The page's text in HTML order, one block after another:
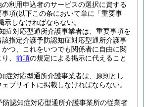
利用申込者のサービスの選択に資する
事項(以下この条において単に「重要事
示しなければならない。
症対応型通所介護事業者は、重要事項を
指定介護予防認知症対応型通所介護事
つ、これをいつでも関係者に自由に閲
、 前項の規定による掲示に代えること
症対応型通所介護事業者は、原則とし
ブサイトに掲載しなければならない。
防認知症対応型通所介護事業所の従業者